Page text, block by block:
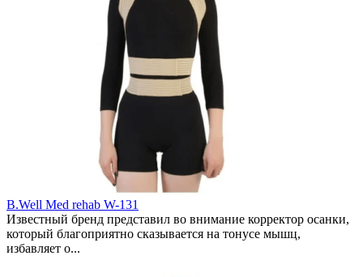
B.Well Med rehab W-131
Известный бренд представил во внимание корректор осанки,
который благоприятно сказывается на тонусе мышц,
избавляет о...